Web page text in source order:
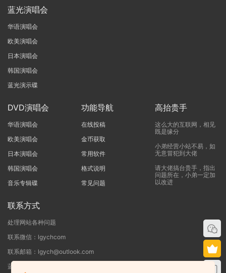
蓝光演唱会
华语演唱会
欧美演唱会
日本演唱会
韩国演唱会
蓝光演示碟
DVD演唱会
华语演唱会
欧美演唱会
日本演唱会
韩国演唱会
音乐专辑碟
功能导航
在线投稿
金币获取
常用软件
格式说明
常见问题
高抬贵手
这么大的互联网，相见
既是缘分
小弟经营小站不易，如
无意冒犯到大佬
请大佬搞台贵手，指出
问题所在，小弟一定加
以改进
联系方式
处理网站各种问题
联系微信：lgychcom
联系邮箱：lgych@outlook.com
蓝光演唱会网 - 专注于ISO和BDMV蓝光演唱会下载服务